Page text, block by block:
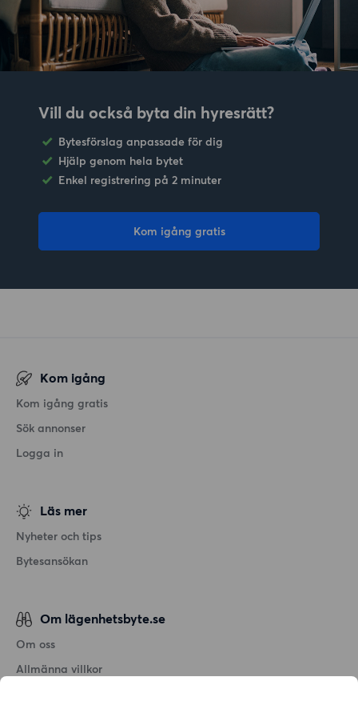
Vill du också byta din hyresrätt?
Bytesförslag anpassade för dig
Hjälp genom hela bytet
Enkel registrering på 2 minuter
Kom igång gratis
Kom igång
Kom igång gratis
Sök annonser
Logga in
Läs mer
Nyheter och tips
Bytesansökan
Om lägenhetsbyte.se
Om oss
Allmänna villkor